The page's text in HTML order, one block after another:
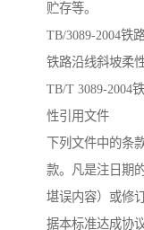
贮存等。
TB/3089-2004铁
铁路沿线斜坡柔
TB/T 3089-2004
性引用文件
下列文件中的条
款。凡是注日期
堪误内容）或修
据本标准达成协